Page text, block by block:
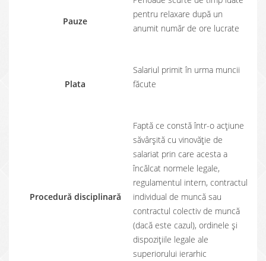
Pauze
pentru relaxare după un
anumit număr de ore lucrate
Plata
Salariul primit în urma muncii
făcute
Procedură disciplinară
Faptă ce constă într-o acțiune
săvârșită cu vinovăție de
salariat prin care acesta a
încălcat normele legale,
regulamentul intern, contractul
individual de muncă sau
contractul colectiv de muncă
(dacă este cazul), ordinele și
dispozițiile legale ale
superiorului ierarhic